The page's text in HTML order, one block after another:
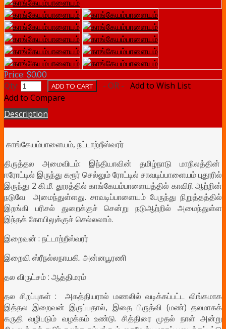
Price: $0.00
Qty: - OR - Add to Wish List
Add to Compare
Description
காங்கேயம்பாளையம், நட்டாற்றீஸ்வரர்
திருத்தல அமைவிடம்: இந்தியாவின் தமிழ்நாடு மாநிலத்தின்
ஈரோட்டில் இருந்து கரூர் செல்லும் ரோட்டில் சாவடிப்பாளையம் புதூரில்
இருந்து 2 கி.மீ. தூரத்தில் காங்கேயம்பாளையத்தில் காவிரி ஆற்றின்
நடுவே அமைந்துள்ளது. சாவடிப்பாளையம் பேருந்து நிறுத்தத்தில்
இறங்கி பரிசல் துறைக்குச் சென்று நடுஆற்றில் அமைந்துள்ள
இந்தக் கோயிலுக்குச் செல்லலாம்.
இறைவன் : நட்டாற்றீஸ்வரர்
இறைவி ஸ்ரீநல்லநாயகி. அன்னபூரணி
தல விருட்சம் : ஆத்திமரம்
தல சிறப்புகள் :அகத்தியரால் மணலில் வடிக்கப்பட்ட லிங்கமாக
இத்தல இறைவன் இருப்பதால், இதை பிருத்வி (மண்) தலமாகக்
கருதி வழிபடும் வழக்கம் உண்டு.சித்திரை முதல் நாள் அன்று